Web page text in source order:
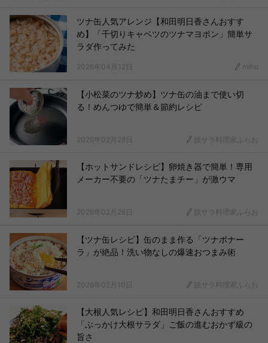
ツナ缶人気アレンジ【和田明日香さんおすす
め】「千切りキャベツのツナマヨポン」簡単サ
ラダ作ってみた
2026年04月12日 miho
【小松菜のツナ炒め】ツナ缶の油まで使い切
る！めんつゆで簡単＆節約レシピ
2026年02月28日 脱サラ料理家ふらお
【ホットサンドレシピ】卵焼き器で簡単！専用
メーカー不要の「ツナたまチー」が激ウマ
2026年02月26日 脱サラ料理家ふらお
【ツナ缶レシピ】缶のまま作る「ツナボナー
ラ」が絶品！洗い物なしの爆速おつまみ術
2026年02月10日 脱サラ料理家ふらお
【大根人気レシピ】和田明日香さんおすすめ
「ぶっかけ大根サラダ」ご飯の進むおかず級の
旨さ